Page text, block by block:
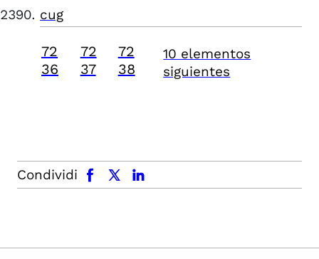
cug
72
36
72
37
72
38
10 elementos
siguientes
Condividi
facebook x.com linkedin